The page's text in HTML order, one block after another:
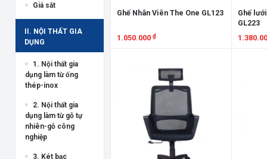
Giá sắt
II. NỘI THẤT GIA
DỤNG
1. Nội thất gia
dụng làm từ ống
thép-inox
2. Nội thất gia
dụng làm từ gỗ tự
nhiên-gỗ công
nghiệp
3. Két bạc
Ghế Nhân Viên The One GL123
1.050.000 ₫
Ghế
GL223